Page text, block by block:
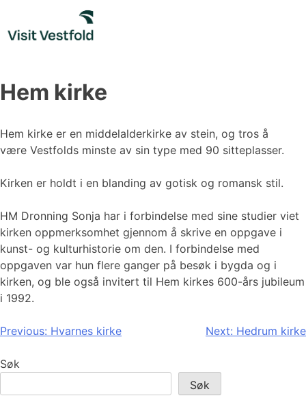
content
Hem kirke
Hem kirke er en middelalderkirke av stein, og tros å
være Vestfolds minste av sin type med 90 sitteplasser.
Kirken er holdt i en blanding av gotisk og romansk stil.
HM Dronning Sonja har i forbindelse med sine studier viet
kirken oppmerksomhet gjennom å skrive en oppgave i
kunst- og kulturhistorie om den. I forbindelse med
oppgaven var hun flere ganger på besøk i bygda og i
kirken, og ble også invitert til Hem kirkes 600-års jubileum
i 1992.
Innleggsnavigasjon
Previous: Hvarnes kirke Next: Hedrum kirke
Søk
Søk